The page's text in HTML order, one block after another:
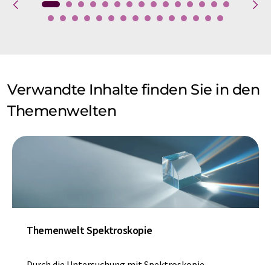
Verwandte Inhalte finden Sie in den
Themenwelten
Themenwelt Spektroskopie